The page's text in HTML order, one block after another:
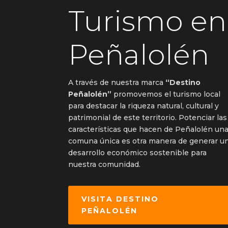
Turismo en
Peñalolén
A través de nuestra marca “Destino
Peñalolén” promovemos el turismo local
para destacar la riqueza natural, cultural y
patrimonial de este territorio. Potenciar las
características que hacen de Peñalolén
comuna única es otra manera de generar
desarrollo económico sostenible para
nuestra comunidad.
VISITA DESTINO
PEÑALOLÉN